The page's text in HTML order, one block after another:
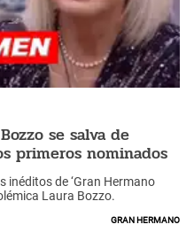
se salva de
primeros nominados
inéditos de ‘Gran Hermano
Laura Bozzo.
Gran Hermano